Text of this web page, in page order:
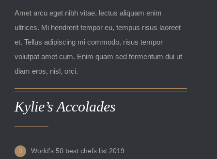
Amet arcu eget nibh vitae, lectus aliquam enim
ultrices. Mi hendrerit tempor eu, tempus risus laoreet
et. Tellus adipiscing mi commodo, risus tempor
volutpat amet cum. Enim quam sed fermentum dui ut
diam eros, nisl, orci.
Kylie’s Accolades
World’s 50 best chefs list 2019